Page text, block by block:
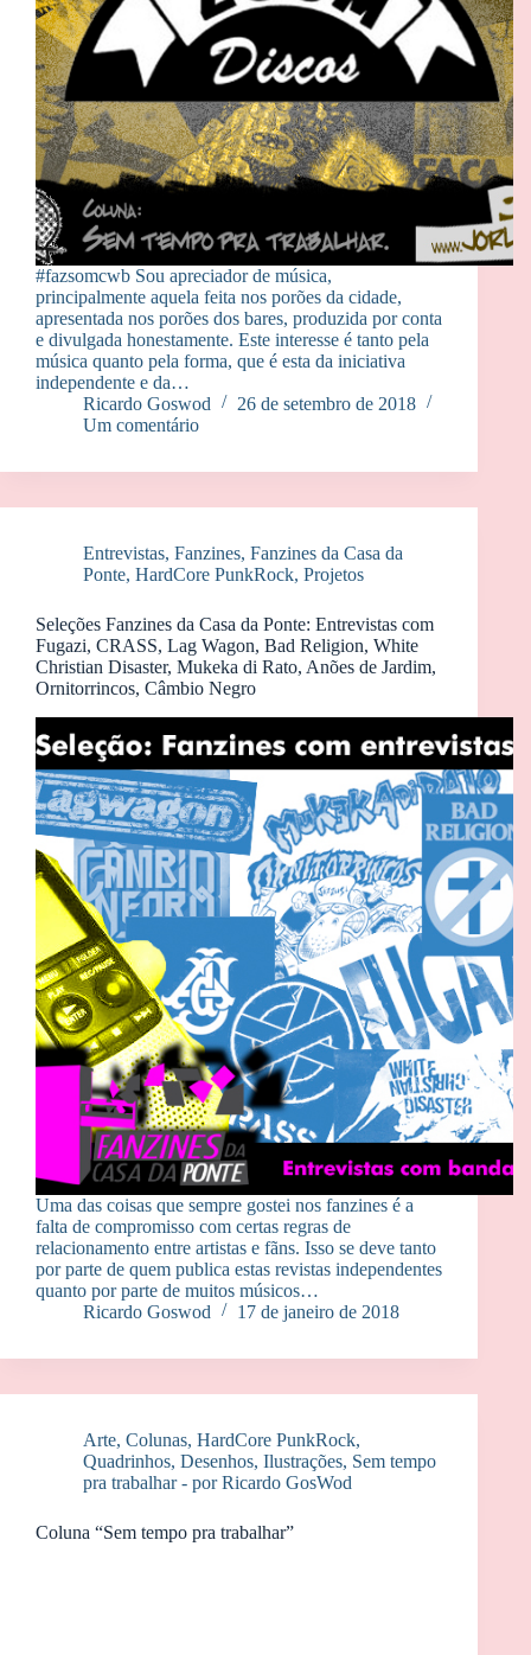
#fazsomcwb Sou apreciador de música,
principalmente aquela feita nos porões da cidade,
apresentada nos porões dos bares, produzida por conta
e divulgada honestamente. Este interesse é tanto pela
música quanto pela forma, que é esta da iniciativa
independente e da…
Ricardo Goswod
26 de setembro de 2018
Um comentário
Entrevistas, Fanzines, Fanzines da Casa da
Ponte, HardCore PunkRock, Projetos
Seleções Fanzines da Casa da Ponte: Entrevistas com
Fugazi, CRASS, Lag Wagon, Bad Religion, White
Christian Disaster, Mukeka di Rato, Anões de Jardim,
Ornitorrincos, Câmbio Negro
Uma das coisas que sempre gostei nos fanzines é a
falta de compromisso com certas regras de
relacionamento entre artistas e fãns. Isso se deve tanto
por parte de quem publica estas revistas independentes
quanto por parte de muitos músicos…
Ricardo Goswod
17 de janeiro de 2018
Arte, Colunas, HardCore PunkRock,
Quadrinhos, Desenhos, Ilustrações, Sem tempo
pra trabalhar - por Ricardo GosWod
Coluna “Sem tempo pra trabalhar”